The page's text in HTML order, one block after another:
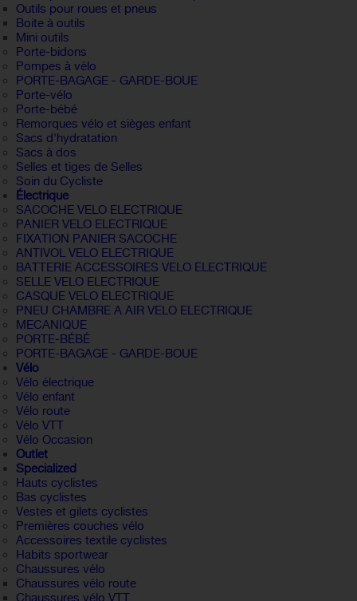
Outils pour roues et pneus
Boite à outils
Mini outils
Porte-bidons
Pompes à vélo
PORTE-BAGAGE - GARDE-BOUE
Porte-vélo
Porte-bébé
Remorques vélo et sièges enfant
Sacs d'hydratation
Sacs à dos
Selles et tiges de Selles
Soin du Cycliste
Électrique
SACOCHE VELO ELECTRIQUE
PANIER VELO ELECTRIQUE
FIXATION PANIER SACOCHE
ANTIVOL VELO ELECTRIQUE
BATTERIE ACCESSOIRES VELO ELECTRIQUE
SELLE VELO ELECTRIQUE
CASQUE VELO ELECTRIQUE
PNEU CHAMBRE A AIR VELO ELECTRIQUE
MECANIQUE
PORTE-BÉBÉ
PORTE-BAGAGE - GARDE-BOUE
Vélo
Vélo électrique
Vélo enfant
Vélo route
Vélo VTT
Vélo Occasion
Outlet
Specialized
Hauts cyclistes
Bas cyclistes
Vestes et gilets cyclistes
Premières couches vélo
Accessoires textile cyclistes
Habits sportwear
Chaussures vélo
Chaussures vélo route
Chaussures vélo VTT